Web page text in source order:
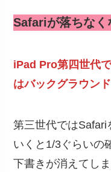
Safariが落ちなく
iPad Pro第四世代
はバックグラウン
第三世代ではSafari
いくと1/3ぐらいの
下書きが消えてし